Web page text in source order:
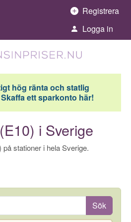
Registrera
Logga in
hög ränta och statlig
ett sparkonto här!
i Sverige
stationer i hela Sverige.
Sök